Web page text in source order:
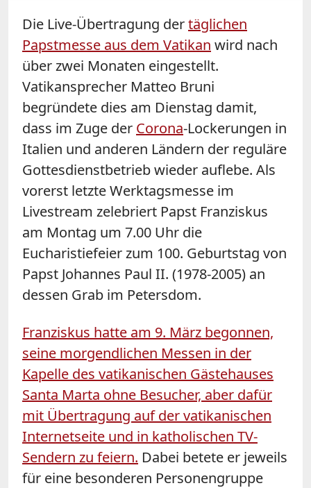
Die Live-Übertragung dertäglichen
Papstmesse aus dem Vatikan wird nach
über zwei Monaten eingestellt.
Vatikansprecher Matteo Bruni
begründete dies am Dienstag damit,
dass im Zuge der Corona-Lockerungen in
Italien und anderen Ländern der reguläre
Gottesdienstbetrieb wieder auflebe. Als
vorerst letzte Werktagsmesse im
Livestream zelebriert Papst Franziskus
am Montag um 7.00 Uhr die
Eucharistiefeier zum 100. Geburtstag von
Papst Johannes Paul II. (1978-2005) an
dessen Grab im Petersdom.
Franziskus hatte am 9. März begonnen,
seine morgendlichen Messen in der
Kapelle des vatikanischen Gästehauses
Santa Marta ohne Besucher, aber dafür
mit Übertragung auf der vatikanischen
Internetseite und in katholischen TV-
Sendern zu feiern. Dabei betete er jeweils
für eine besonderen Personengruppe